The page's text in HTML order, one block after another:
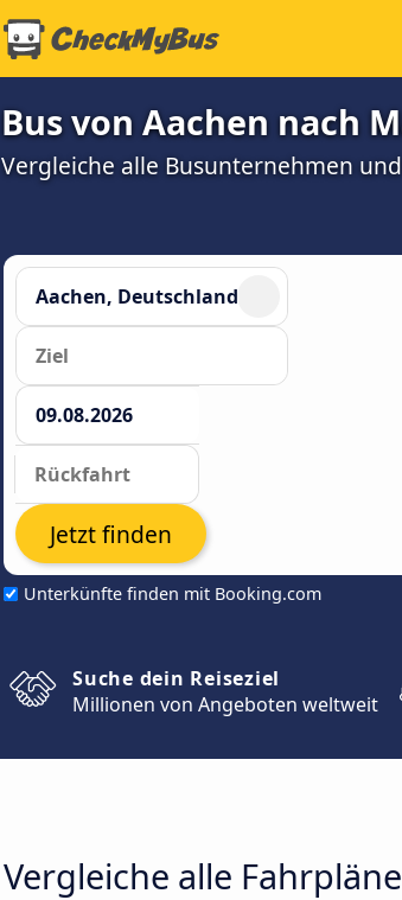
Bus von Aachen nach
Vergleiche alle Busunternehmen
Unterkünfte finden mit Booking.com
Jetzt finden
Suche dein Reiseziel
Millionen von Angeboten weltweit
Vergleiche alle